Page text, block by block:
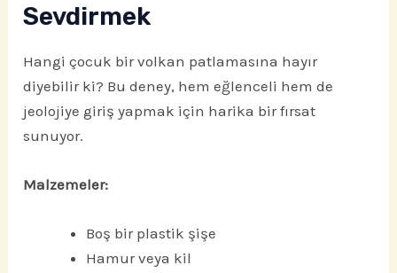
Sevdirmek
Hangi çocuk bir volkan patlamasına hayır
diyebilir ki? Bu deney, hem eğlenceli hem de
jeolojiye giriş yapmak için harika bir fırsat
sunuyor.
Malzemeler:
Boş bir plastik şişe
Hamur veya kil